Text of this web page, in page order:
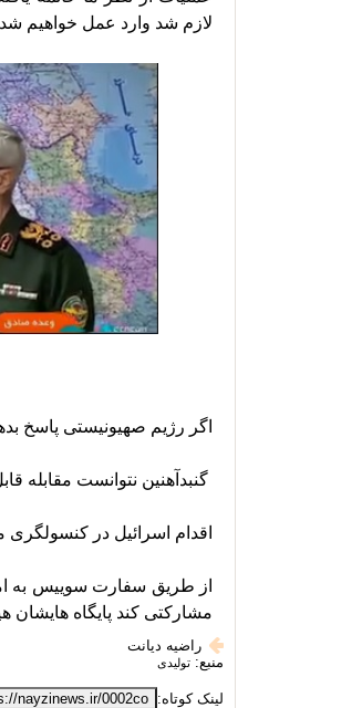
مشارکتی کند پایگاه هایشان
راضیه دیانت
منبع: تولیدی
لینک کوتاه: nayzinews.ir/0002co